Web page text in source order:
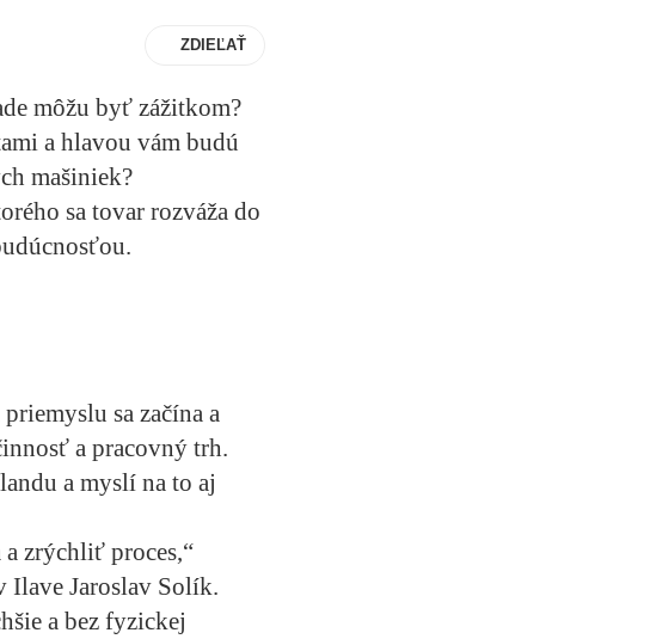
ZDIEĽAŤ
môžu byť zážitkom?
a hlavou vám budú
mašiniek?
sa tovar rozváža do
sa začína a
a pracovný trh.
a myslí na to aj
zrýchliť proces,“
Ilave Jaroslav Solík.
a bez fyzickej